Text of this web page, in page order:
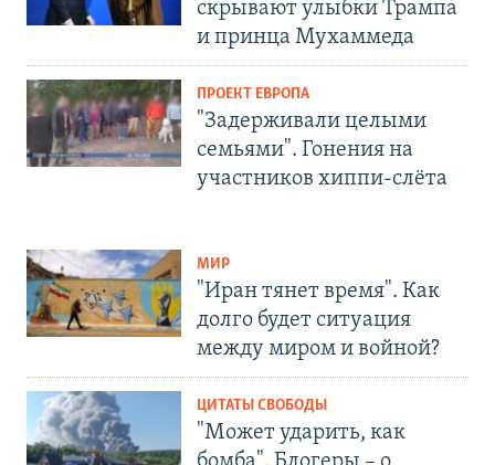
скрывают улыбки Трампа
и принца Мухаммеда
ПРОЕКТ ЕВРОПА
"Задерживали целыми
семьями". Гонения на
участников хиппи-слёта
МИР
"Иран тянет время". Как
долго будет ситуация
между миром и войной?
ЦИТАТЫ СВОБОДЫ
"Может ударить, как